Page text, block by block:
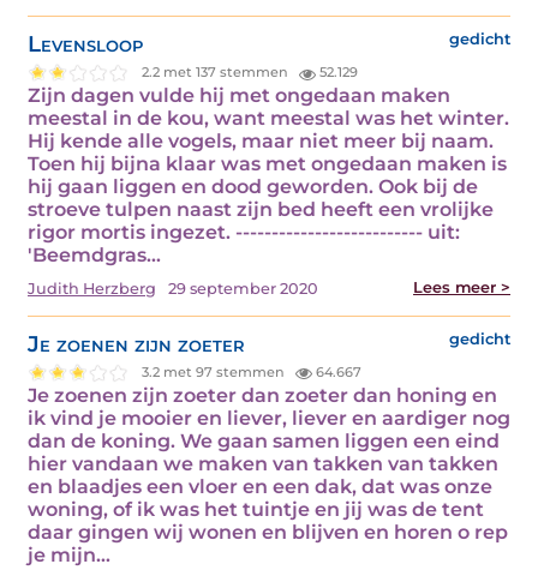
Levensloop gedicht
2.2 met 137 stemmen 52.129
Zijn dagen vulde hij met ongedaan maken
meestal in de kou, want meestal was het winter.
Hij kende alle vogels, maar niet meer bij naam.
Toen hij bijna klaar was met ongedaan maken is
hij gaan liggen en dood geworden. Ook bij de
stroeve tulpen naast zijn bed heeft een vrolijke
rigor mortis ingezet. -------------------------- uit:
'Beemdgras…
Judith Herzberg 29 september 2020 Lees meer >
Je zoenen zijn zoeter gedicht
3.2 met 97 stemmen 64.667
Je zoenen zijn zoeter dan zoeter dan honing en
ik vind je mooier en liever, liever en aardiger nog
dan de koning. We gaan samen liggen een eind
hier vandaan we maken van takken van takken
en blaadjes een vloer en een dak, dat was onze
woning, of ik was het tuintje en jij was de tent
daar gingen wij wonen en blijven en horen o rep
je mijn…